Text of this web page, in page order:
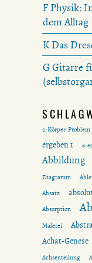
F Physik:
dem Alltag
K Das
G Gitarre
2-Körper-Problem
ergeben 1
6-
Abbildung
Diagramm
Absatz
Absorption
Malerei
Achat-Genese
Achsenteilung